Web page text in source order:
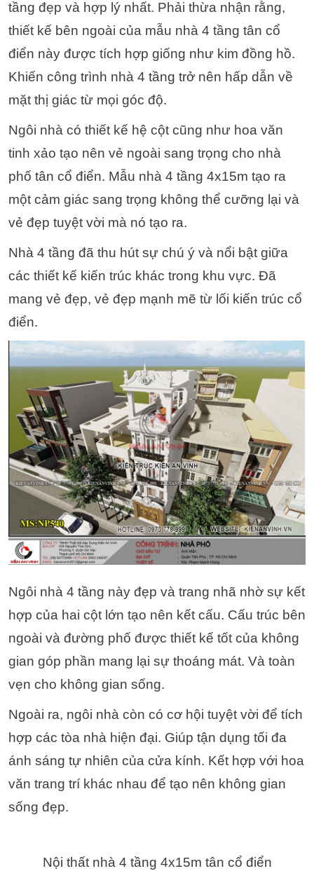
tầng đẹp và hợp lý nhất. Phải thừa nhận rằng,
thiết kế bên ngoài của mẫu nhà 4 tầng tân cổ
điển này được tích hợp giống như kim đồng hồ.
Khiến công trình nhà 4 tầng trở nên hấp dẫn về
mặt thị giác từ mọi góc độ.
Ngôi nhà có thiết kế hệ cột cũng như hoa văn
tinh xảo tạo nên vẻ ngoài sang trọng cho nhà
phố tân cổ điển. Mẫu nhà 4 tầng 4x15m tạo ra
một cảm giác sang trọng không thể cưỡng lại và
vẻ đẹp tuyệt vời mà nó tạo ra.
Nhà 4 tầng đã thu hút sự chú ý và nổi bật giữa
các thiết kế kiến ​​trúc khác trong khu vực. Đã
mang vẻ đẹp, vẻ đẹp mạnh mẽ từ lối kiến ​​trúc cổ
điển.
Ngôi nhà 4 tầng này đẹp và trang nhã nhờ sự kết
hợp của hai cột lớn tạo nên kết cấu. Cấu trúc bên
ngoài và đường phố được thiết kế tốt của không
gian góp phần mang lại sự thoáng mát. Và toàn
vẹn cho không gian sống.
Ngoài ra, ngôi nhà còn có cơ hội tuyệt vời để tích
hợp các tòa nhà hiện đại. Giúp tận dụng tối đa
ánh sáng tự nhiên của cửa kính. Kết hợp với hoa
văn trang trí khác nhau để tạo nên không gian
sống đẹp.
Nội thất nhà 4 tầng 4x15m tân cổ điển